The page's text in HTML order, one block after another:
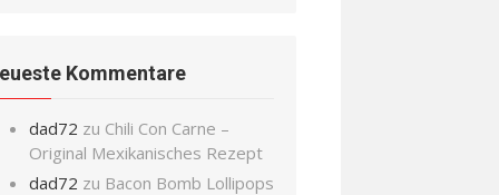
Kommentare
dad72 zu Chili Con Carne –
Original Mexikanisches Rezept
dad72 zu Bacon Bomb Lollipops